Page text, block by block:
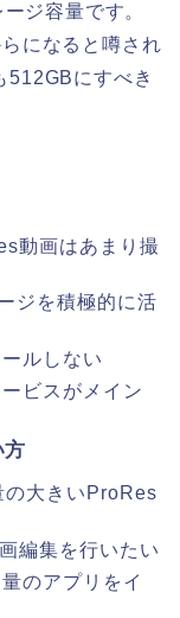
ジ容量です。
になると噂され
512GBにすべき
動画はあまり撮
ジを積極的に活
ルしない
ビスがメイン
方
大きいProRes
編集を行いたい
のアプリをイ